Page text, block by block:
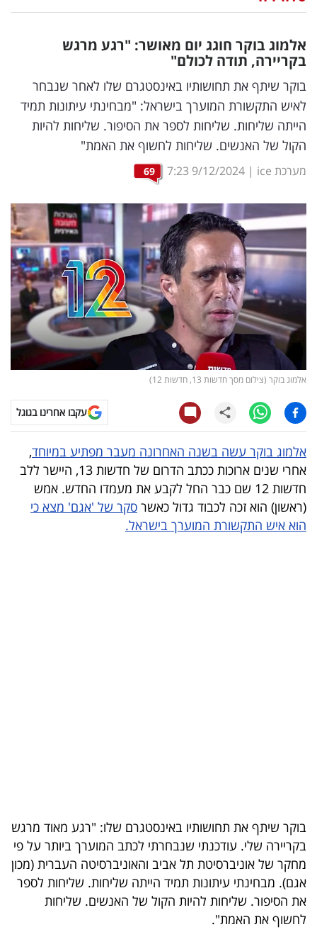
דיגיטל
וטק
שיווק
ופרסום
משפט
מדדים
ומחקרים
דעות
רכילות
עסקית
קריפטו
ויראלי
טלוויזיה
עסקי
ספורט
קריירה
ולימודים
המילון
הכלכלי
פודקאסט
40
אלמוג בוקר חוגג יום מאושר: "רגע מרגש
בקריירה, תודה לכולם"
בוקר שיתף את תחושותיו באינסטגרם שלו לאחר שנבחר
לאיש התקשורת המוערך בישראל: "מבחינתי עיתונות תמיד
הייתה שליחות. שליחות לספר את הסיפור. שליחות להיות
הקול של האנשים. שליחות לחשוף את האמת"
מערכת ice |
9/12/2024
7:23
69
אלמוג בוקר (צילום מסך חדשות 13, חדשות 12)
עקבו אחרינו בגוגל
אלמוג בוקר עשה בשנה האחרונה מעבר מפתיע במיוחד,
אחרי שנים ארוכות ככתב הדרום של חדשות 13, היישר ללב
חדשות 12 שם כבר החל לקבע את מעמדו החדש. אמש
(ראשון) הוא זכה לכבוד גדול כאשר סקר של 'אגם' מצא כי
הוא איש התקשורת המוערך בישראל.
בוקר שיתף את תחושותיו באינסטגרם שלו: "רגע מאוד מרגש
בקריירה שלי. עודכנתי שנבחרתי לכתב המוערך ביותר על פי
מחקר של אוניברסיטת תל אביב והאוניברסיטה העברית (מכון
אגם). מבחינתי עיתונות תמיד הייתה שליחות. שליחות לספר
את הסיפור. שליחות להיות הקול של האנשים. שליחות
לחשוף את האמת".